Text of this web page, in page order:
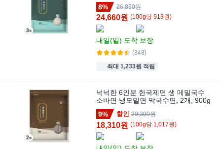
8%
26,850원
24,660원 (100g당 913원)
내일(일) 도착 보장
(348)
최대 1,233원 적립
넉넉한 6인분 한국제면 생 메밀국수
소바면 냉모밀면 막국수면, 2개, 900g
9%
할인 20,300원
18,310원 (100g당 1,017원)